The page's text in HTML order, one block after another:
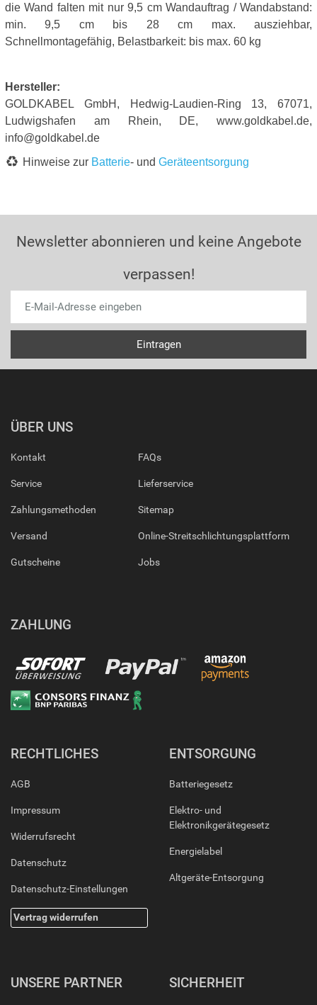
die Wand falten mit nur 9,5 cm Wandauftrag / Wandabstand:
min. 9,5 cm bis 28 cm max. ausziehbar,
Schnellmontagefähig, Belastbarkeit: bis max. 60 kg
Hersteller:
GOLDKABEL GmbH, Hedwig-Laudien-Ring 13, 67071,
Ludwigshafen am Rhein, DE, www.goldkabel.de,
info@goldkabel.de
Hinweise zur Batterie- und Geräteentsorgung
Newsletter abonnieren und keine Angebote
verpassen!
ÜBER UNS
Kontakt
Service
Zahlungsmethoden
Versand
Gutscheine
FAQs
Lieferservice
Sitemap
Online-Streitschlichtungsplattform
Jobs
ZAHLUNG
RECHTLICHES
AGB
Impressum
Widerrufsrecht
Datenschutz
Datenschutz-Einstellungen
Vertrag widerrufen
ENTSORGUNG
Batteriegesetz
Elektro- und
Elektronikgerätegesetz
Energielabel
Altgeräte-Entsorgung
UNSERE PARTNER SICHERHEIT